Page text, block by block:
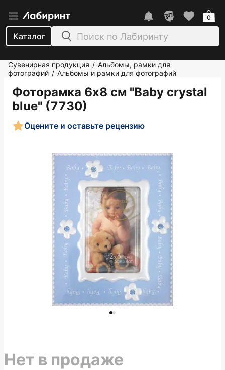
Каталог
0
Сувенирная продукция / Альбомы, рамки для
фотографий / Альбомы и рамки для фотографий
Фоторамка 6х8 см "Baby crystal
blue" (7730)
Оцените и оставьте рецензию
Нет в продаже